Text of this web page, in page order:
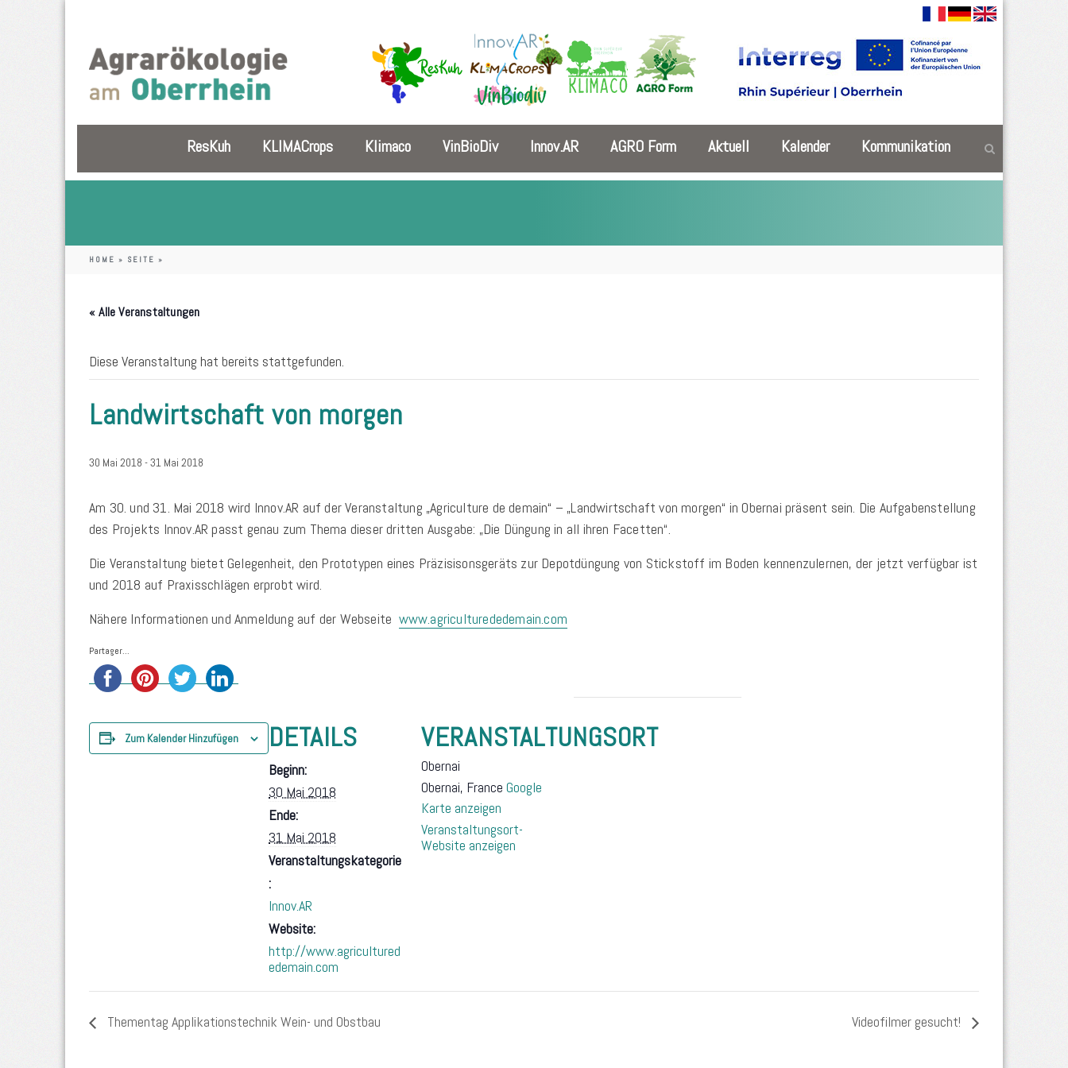
ResKuh KLIMACrops Klimaco VinBioDiv Innov.AR AGRO Form Aktuell Kalender Kommunikation
HOME » SEITE »
« Alle Veranstaltungen
Diese Veranstaltung hat bereits stattgefunden.
Landwirtschaft von morgen
30 Mai 2018 -31 Mai 2018
Am 30. und 31. Mai 2018 wird Innov.AR auf der Veranstaltung „Agriculture de demain“ – „Landwirtschaft von morgen“ in Obernai präsent sein. Die Aufgabenstellung
des Projekts Innov.AR passt genau zum Thema dieser dritten Ausgabe: „Die Düngung in all ihren Facetten“.
Die Veranstaltung bietet Gelegenheit, den Prototypen eines Präzisisonsgeräts zur Depotdüngung von Stickstoff im Boden kennenzulernen, der jetzt verfügbar ist
und 2018 auf Praxisschlägen erprobt wird.
Nähere Informationen und Anmeldung auf der Webseite www.agriculturededemain.com
Partager...
Zum Kalender Hinzufügen DETAILS
Beginn:
30 Mai 2018
Ende:
31 Mai 2018
Veranstaltungskategorie
:
Innov.AR
Website:
http://www.agricultured
edemain.com
VERANSTALTUNGSORT
Obernai
Obernai, France Google
Karte anzeigen
Veranstaltungsort-
Website anzeigen
Thementag Applikationstechnik Wein- und Obstbau Videofilmer gesucht!